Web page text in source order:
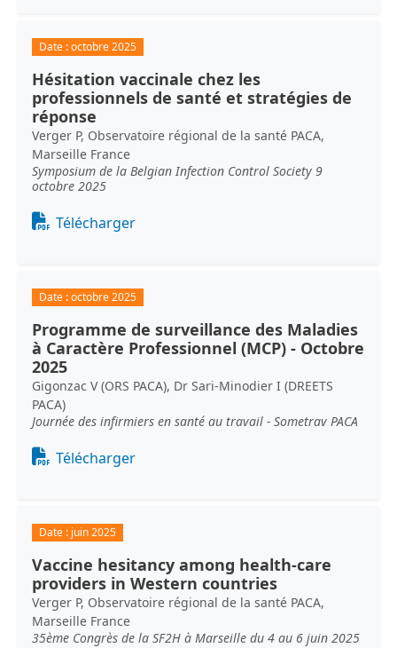
Date :octobre 2025
Hésitation vaccinale chez les
professionnels de santé et stratégies de
réponse
Verger P, Observatoire régional de la santé PACA,
Marseille France
Symposium de la Belgian Infection Control Society 9
octobre 2025
Document
Télécharger
Date :octobre 2025
Programme de surveillance des Maladies
à Caractère Professionnel (MCP) - Octobre
2025
Gigonzac V (ORS PACA), Dr Sari-Minodier I (DREETS
PACA)
Journée des infirmiers en santé au travail - Sometrav PACA
Document
Télécharger
Date : juin 2025
Vaccine hesitancy among health-care
providers in Western countries
Verger P, Observatoire régional de la santé PACA,
Marseille France
35ème Congrès de la SF2H à Marseille du 4 au 6 juin 2025